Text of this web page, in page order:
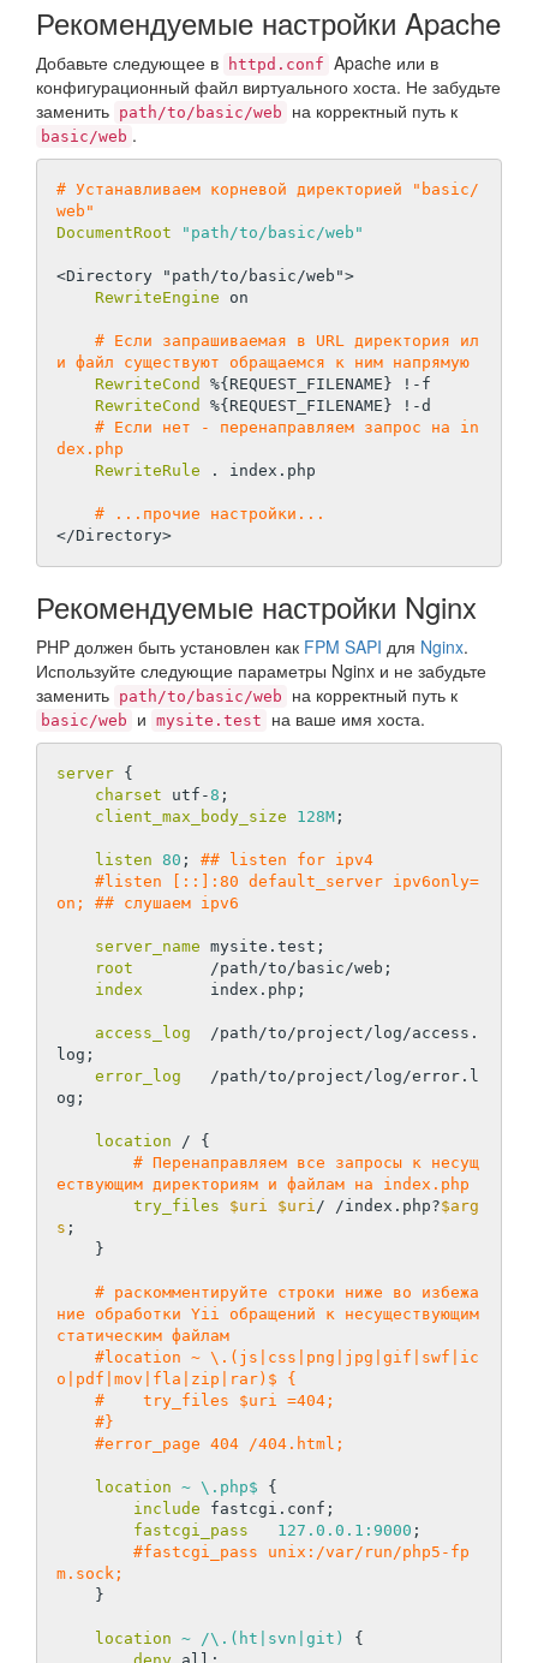
Рекомендуемые настройки Apache
Добавьте следующее в httpd.conf Apache или в
конфигурационный файл виртуального хоста. Не забудьте
заменить path/to/basic/web на корректный путь к
basic/web .
# Устанавливаем корневой директорией "basic/
web"
DocumentRoot
"path/to/basic/web"
<Directory "path/to/basic/web">
RewriteEngine
on
# Если запрашиваемая в URL директория ил
и файл существуют обращаемся к ним напрямую
RewriteCond
%{REQUEST_FILENAME} !-f
RewriteCond
%{REQUEST_FILENAME} !-d
# Если нет - перенаправляем запрос на in
dex.php
RewriteRule . index.php
# ...прочие настройки...
</Directory>
Рекомендуемые настройки Nginx
PHP должен быть установлен как FPM SAPI для Nginx.
Используйте следующие параметры Nginx и не забудьте
заменить path/to/basic/web на корректный путь к
basic/web и mysite.test на ваше имя хоста.
server {
charset utf-8 ;
client_max_body_size
128M ;
listen 80 ; ## listen for ipv4
#listen [::]:80 default_server ipv6only=
on; ## слушаем ipv6
server_name mysite.test;
root
        /path/to/basic/web;
index
       index.php;
access_log
  /path/to/project/log/access.
log;
error_log
   /path/to/project/log/error.l
og;
location / {
# Перенаправляем все запросы к несущ
ествующим директориям и файлам на index.php
try_files
$uri $uri/ /index.php?$arg
s ;
# раскомментируйте строки ниже во избежа
ние обработки Yii обращений к несуществующим
статическим файлам
#location ~ \.(js|css|png|jpg|gif|swf|ic
o|pdf|mov|fla|zip|rar)$ {
#    try_files $uri =404;
#}
#error_page 404 /404.html;
location ~ \.php$ {
include fastcgi.conf;
fastcgi_pass
127.0.0.1:9000 ;
#fastcgi_pass unix:/var/run/php5-fp
m.sock;
location ~ /\.(ht|svn|git)
{